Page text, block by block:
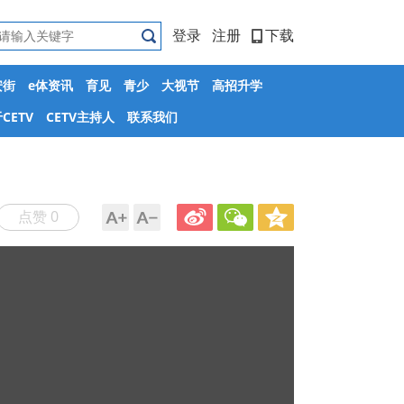
登录 注册 下载
e体资讯 育见 青少 大视节
高招升学
CETV主持人 联系我们
点赞 0